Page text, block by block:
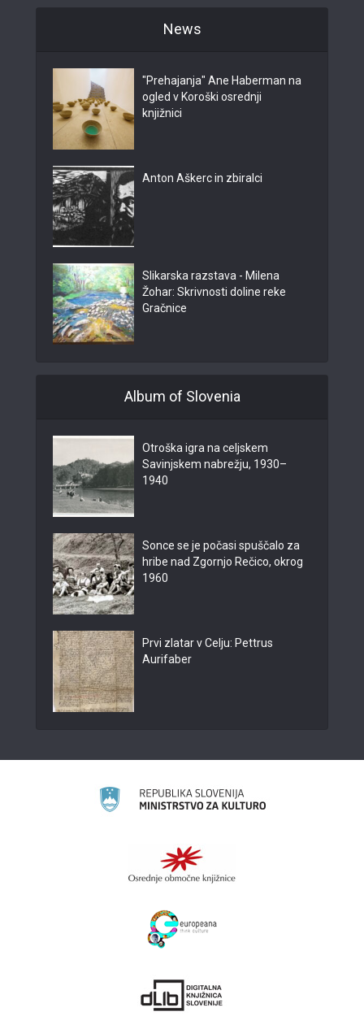
News
"Prehajanja" Ane Haberman na
ogled v Koroški osrednji
knjižnici
Anton Aškerc in zbiralci
Slikarska razstava - Milena
Žohar: Skrivnosti doline reke
Gračnice
Album of Slovenia
Otroška igra na celjskem
Savinjskem nabrežju, 1930–
1940
Sonce se je počasi spuščalo za
hribe nad Zgornjo Rečico, okrog
1960
Prvi zlatar v Celju: Pettrus
Aurifaber